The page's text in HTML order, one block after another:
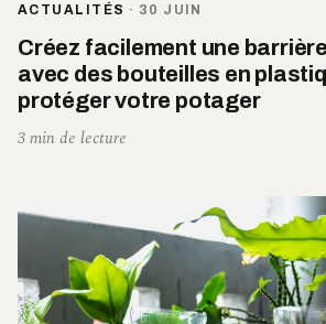
ACTUALITÉS · 30 JUIN
Créez facilement une
avec des bouteilles en
protéger votre potager
3 min de lecture